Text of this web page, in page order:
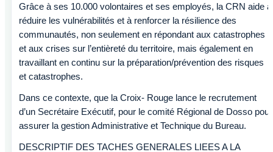
Grâce à ses 10.000 volontaires et ses employés, la CRN aide à
réduire les vulnérabilités et à renforcer la résilience des
communautés, non seulement en répondant aux catastrophes
et aux crises sur l’entièreté du territoire, mais également en
travaillant en continu sur la préparation/prévention des risques
et catastrophes.
Dans ce contexte, que la Croix- Rouge lance le recrutement
d’un Secrétaire Exécutif, pour le comité Régional de Dosso pour
assurer la gestion Administrative et Technique du Bureau.
DESCRIPTIF DES TACHES GENERALES LIEES A LA